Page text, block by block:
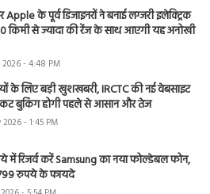
के पूर्व डिजाइनरों ने बनाई लग्जरी इलेक्ट्रिक
किमी से ज्यादा की रेंज के साथ आएगी यह अनोखी
2026 - 4:48 PM
के लिए बड़ी खुशखबरी, IRCTC की नई वेबसाइट
बुकिंग होगी पहले से आसान और तेज
2026 - 1:45 PM
में रिजर्व करें Samsung का नया फोल्डेबल फोन,
रुपये के फायदे